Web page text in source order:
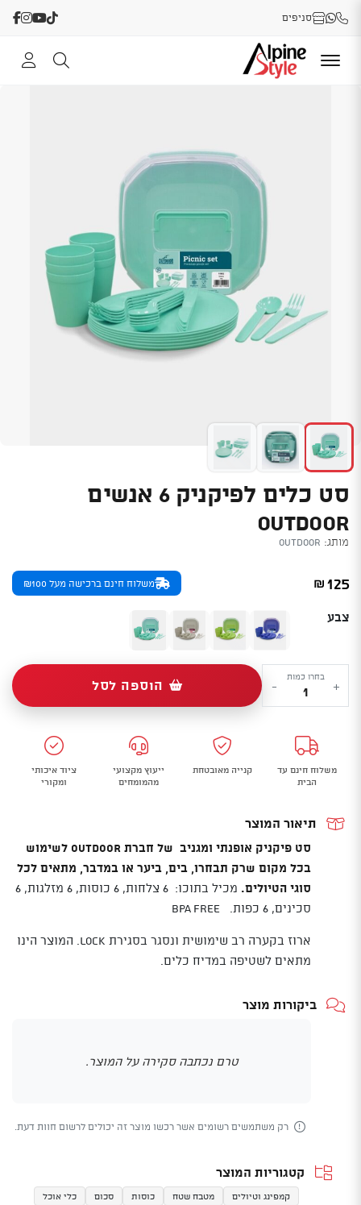
סניפים
סט כלים לפיקניק 6 אנשים
OUTDOOR
מותג: Outdoor
₪ 125 משלוח חינם ברכישה מעל ₪100
צבע
+
כמות
של
כלים
לפיקניק
6
OUTDOOR
בחרו כמות
- הוספה לסל
משלוח חינם עד
הבית
קנייה מאובטחת
ייעוץ מקצועי
מהמומחים
ציוד איכותי
ומקורי
תיאור המוצר
סט פיקניק אופנתי ומגניב של חברת OUTDOOR לשימוש
בכל מקום שרק תבחרו, בים, ביער או במדבר, מתאים לכל
סוגי הטיולים.
מכיל בתוכו: 6 צלחות, 6 כוסות, 6 מזלגות, 6
סכינים, 6 כפות. BPA FREE
ארוז בקערה רב שימושית ונסגר בסגירת Lock.
המוצר הינו
מתאים לשטיפה במדיח כלים.
ביקורות מוצר
טרם נכתבה סקירה על המוצר.
רק משתמשים רשומים אשר רכשו מוצר זה יכולים לרשום חוות דעת.
קטגוריות המוצר
קמפינג וטיולים מטבח שטח כוסות סכום כלי אוכל